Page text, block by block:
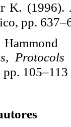
K. (1996).
pp.
105–113